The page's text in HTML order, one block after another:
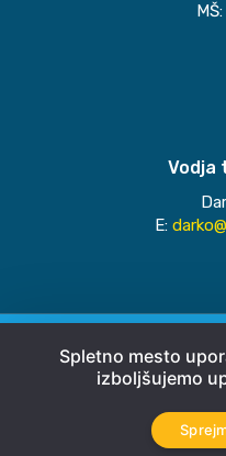
Vodja
E:
©
Spletno mesto
izboljšujemo